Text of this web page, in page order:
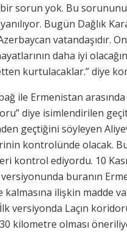
sorun yok. Bu
Bugün Dağlık
vatandaşıdır.
daha iyi
kurtulacaklar.” diye
ile Ermenistan
diye isimlendirilen
geçtiğini söyleyen
kontrolünde olacak.
kontrol ediyordu. 10
buranın
ilişkin madde
versiyonda Laçın
kilometre olması